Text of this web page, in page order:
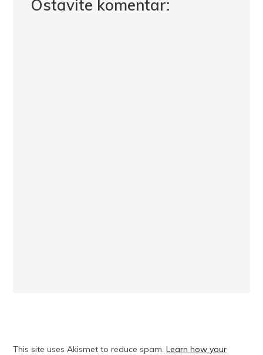
Ostavite komentar:
This site uses Akismet to reduce spam.Learn how your